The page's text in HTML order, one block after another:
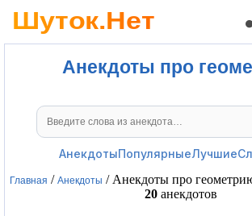
Анекдоты про
Поиск
АнекдотыПопулярныеЛучшие
Главная / Анекдоты / Анекдоты про
20 анекдотов